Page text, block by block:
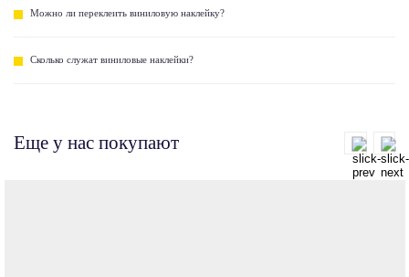
Можно ли переклеить виниловую наклейку?
Сколько служат виниловые наклейки?
Еще у нас покупают